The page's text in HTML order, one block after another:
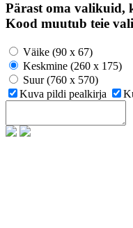
Pärast oma valikuid,
Kood muutub teie
Väike (90 x 67)
Keskmine (260 x 175)
Suur (760 x 570)
Kuva pildi pealkirja